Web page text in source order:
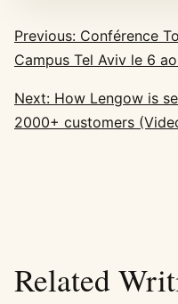
Previous: Conférence
Campus Tel Aviv le 6
Next: How Lengow is
2000+ customers
Related